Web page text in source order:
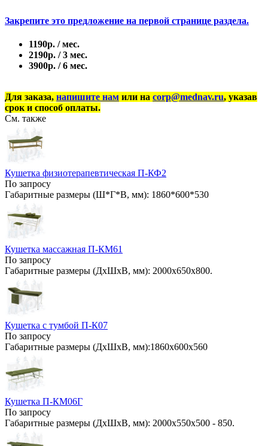
Закрепите это предложение на первой странице раздела.
1190р. / мес.
2190р. / 3 мес.
3900р. / 6 мес.
Для заказа, напишите нам или на corp@mednav.ru, указав
срок и способ оплаты.
См. также
Кушетка физиотерапевтическая П-КФ2
По запросу
Габаритные размеры (Ш*Г*В, мм): 1860*600*530
Кушетка массажная П-КМ61
По запросу
Габаритные размеры (ДхШхВ, мм): 2000х650х800.
Кушетка с тумбой П-К07
По запросу
Габаритные размеры (ДхШхВ, мм):1860х600х560
Кушетка П-КМ06Г
По запросу
Габаритные размеры (ДхШхВ, мм): 2000х550х500 - 850.